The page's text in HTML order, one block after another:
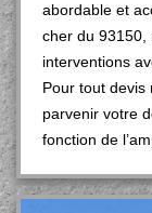
abordable et
cher du 93150,
interventions
Pour tout devis
parvenir votre
fonction de